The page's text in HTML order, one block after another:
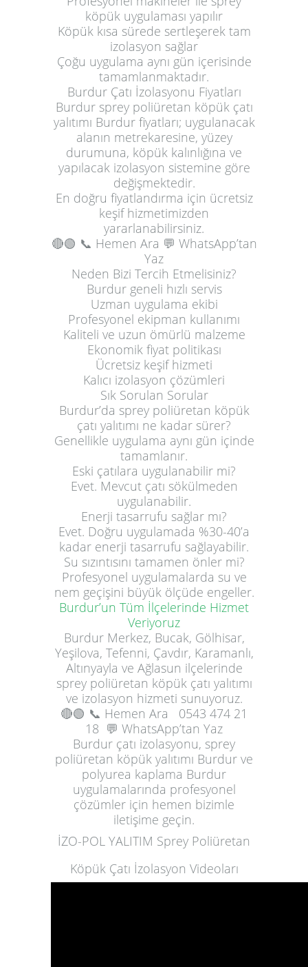
köpük uygulaması yapılır
Köpük kısa sürede sertleşerek tam
izolasyon sağlar
Çoğu uygulama aynı gün içerisinde
tamamlanmaktadır.
Burdur Çatı İzolasyonu Fiyatları
Burdur sprey poliüretan köpük çatı
yalıtımı Burdur fiyatları; uygulanacak
alanın metrekaresine, yüzey
durumuna, köpük kalınlığına ve
yapılacak izolasyon sistemine göre
değişmektedir.
En doğru fiyatlandırma için ücretsiz
keşif hizmetimizden
yararlanabilirsiniz.
🔴🟢 📞 Hemen Ara 💬 WhatsApp’tan
Yaz
Neden Bizi Tercih Etmelisiniz?
Burdur geneli hızlı servis
Uzman uygulama ekibi
Profesyonel ekipman kullanımı
Kaliteli ve uzun ömürlü malzeme
Ekonomik fiyat politikası
Ücretsiz keşif hizmeti
Kalıcı izolasyon çözümleri
Sık Sorulan Sorular
Burdur’da sprey poliüretan köpük
çatı yalıtımı ne kadar sürer?
Genellikle uygulama aynı gün içinde
tamamlanır.
Eski çatılara uygulanabilir mi?
Evet. Mevcut çatı sökülmeden
uygulanabilir.
Enerji tasarrufu sağlar mı?
Evet. Doğru uygulamada %30-40’a
kadar enerji tasarrufu sağlayabilir.
Su sızıntısını tamamen önler mi?
Profesyonel uygulamalarda su ve
nem geçişini büyük ölçüde engeller.
Burdur’un Tüm İlçelerinde Hizmet
Veriyoruz
Burdur Merkez, Bucak, Gölhisar,
Yeşilova, Tefenni, Çavdır, Karamanlı,
Altınyayla ve Ağlasun ilçelerinde
sprey poliüretan köpük çatı yalıtımı
ve izolasyon hizmeti sunuyoruz.
🔴🟢 📞 Hemen Ara
0543 474 21
18 💬 WhatsApp’tan Yaz
Burdur çatı izolasyonu, sprey
poliüretan köpük yalıtımı Burdur ve
polyurea kaplama Burdur
uygulamalarında profesyonel
çözümler için hemen bizimle
iletişime geçin.
İZO-POL YALITIM Sprey Poliüretan
Köpük Çatı İzolasyon Videoları